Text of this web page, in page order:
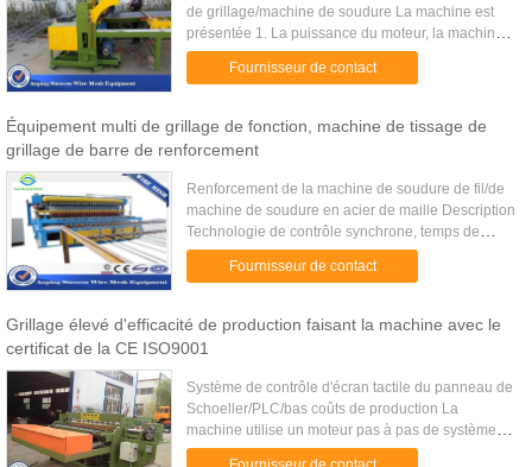
de grillage/machine de soudure La machine est
présentée 1. La puissance du moteur, la machine
emploie la technique de contrôle synchrone, la
soudure et le temps de ...
Fournisseur de contact
Équipement multi de grillage de fonction, machine de tissage de
grillage de barre de renforcement
Renforcement de la machine de soudure de fil/de
machine de soudure en acier de maille Description
Technologie de contrôle synchrone, temps de
soudure et soudure de sous-contrôle contrôlés par
le système de ...
Fournisseur de contact
Grillage élevé d'efficacité de production faisant la machine avec le
certificat de la CE ISO9001
Système de contrôle d'écran tactile du panneau de
Schoeller/PLC/bas coûts de production La
machine utilise un moteur pas à pas de système
de contrôle d'écran tactile de PLC, pneumatique